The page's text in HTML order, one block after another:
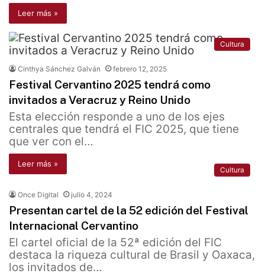
Leer más »
Cultura
Cinthya Sánchez Galván febrero 12, 2025
Festival Cervantino 2025 tendrá como
invitados a Veracruz y Reino Unido
Esta elección responde a uno de los ejes
centrales que tendrá el FIC 2025, que tiene
que ver con el…
Leer más »
Cultura
Once Digital julio 4, 2024
Presentan cartel de la 52 edición del Festival
Internacional Cervantino
El cartel oficial de la 52ª edición del FIC
destaca la riqueza cultural de Brasil y Oaxaca,
los invitados de…